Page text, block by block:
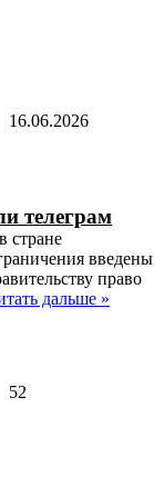
16.06.2026
телеграм
стране
введены
право
дальше »
52